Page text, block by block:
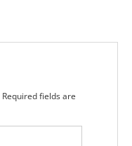
Required fields are